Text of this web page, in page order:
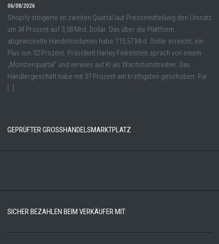
06/08/2026
Shopify steigerte im zweiten Quartal laut Pressemitteilung den Umsatz
um 34 Prozent auf 3,58 Mrd. Dollar. Das über die Plattform
abgewickelte Handelsvolumen habe 115,57 Mrd. Dollar erreicht, ein
Plus von 32 Prozent. Präsident Harley Finkelstein sprach von einem
„Monsterquartal“ und verwies auf KI als Wachstumstreiber. Das
Händlergeschäft habe mit 37 Prozent am kräftigsten geschoben. Für
[…]
GEPRÜFTER GROSSHANDELSMARKTPLATZ
SICHER BEZAHLEN BEIM VERKÄUFER MIT: